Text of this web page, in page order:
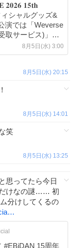
𝟏𝟓𝐭𝐡
ィシャルグッズ&
取サービス)」で
ます！ ⚠️通常の
8月5日(水) 3:00
8月5日(水) 20:15
8月5日(水) 14:01
笑
8月5日(水) 13:25
思ってたら今日
だけなの謎…… 初
分けしてくるの